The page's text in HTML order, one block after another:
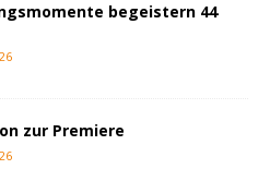
begeistern 44
zur Premiere